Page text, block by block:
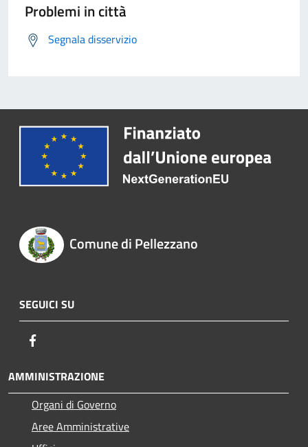
Problemi in città
Segnala disservizio
Comune di Pellezzano
SEGUICI SU
AMMINISTRAZIONE
Organi di Governo
Aree Amministrative